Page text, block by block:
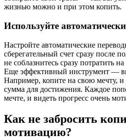
жизнью можно и при этом копить.
Используйте
Настройте автоматические
сберегательный счет сразу после
не соблазнитесь сразу потратить
Еще эффективный инструмент —
Например, копите на свою мечту, и
сумма для достижения. Каждое
мечте, и видеть прогресс очень
Как не забросить
мотивацию?